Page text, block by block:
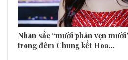
Nhan sắc “mười phân vẹn
trong đêm Chung kết Hoa…